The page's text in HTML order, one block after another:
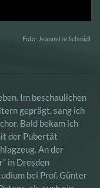
Foto: Jeannette Schmidt
Im beschaulichen
geprägt, sang ich
Bald bekam ich
der Pubertät
An der
in Dresden
bei Prof. Günter